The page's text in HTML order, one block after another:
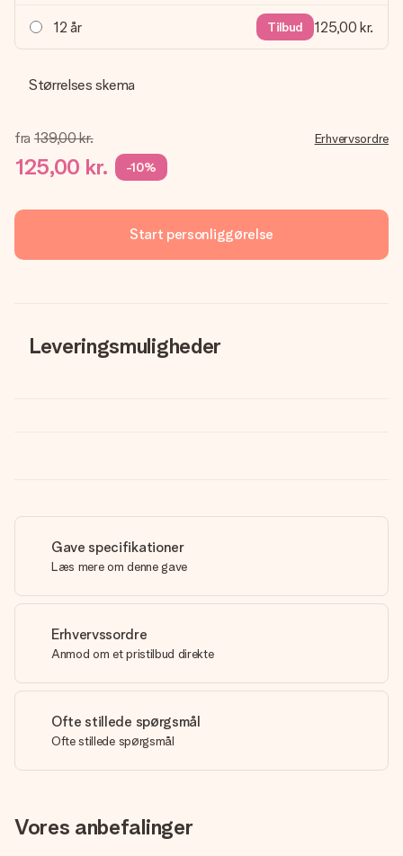
12 år Tilbud 125,00 kr.
Størrelses skema
fra 139,00 kr.
125,00 kr. -10%
Erhvervsordre
Start personliggørelse
Leveringsmuligheder
Gave specifikationer
Læs mere om denne gave
Erhvervssordre
Anmod om et pristilbud direkte
Ofte stillede spørgsmål
Ofte stillede spørgsmål
Vores anbefalinger